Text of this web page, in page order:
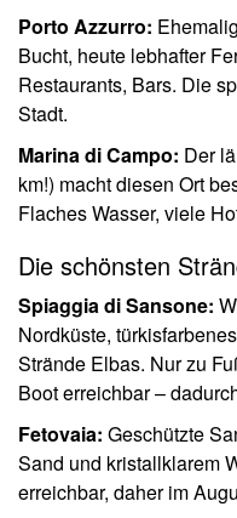
Porto Azzurro:
Bucht, heute lebhafter
Restaurants, Bars. Die
Stadt.
Marina di Campo: Der
km!) macht diesen Ort
Flaches Wasser, viele
Die schönsten
Spiaggia di Sansone:
Nordküste,
Strände Elbas. Nur zu
Boot erreichbar –
Fetovaia: Geschützte
Sand und kristallklarem
erreichbar, daher im